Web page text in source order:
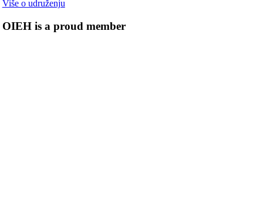
Više o udruženju
OIEH is a proud member